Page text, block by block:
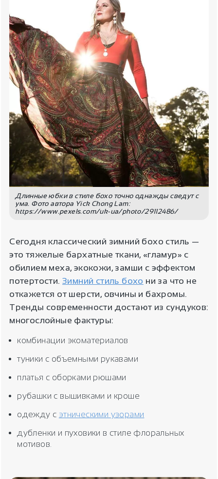
Длинные юбки в стиле бохо точно однажды сведут с
ума. Фото автора Yick Chong Lam:
https://www.pexels.com/uk-ua/photo/29112486/
Сегодня классический зимний бохо стиль —
это тяжелые бархатные ткани, «гламур» с
обилием меха, экокожи, замши с эффектом
потертости. Зимний стиль бохо ни за что не
откажется от шерсти, овчины и бахромы.
Тренды современности достают из сундуков:
многослойные фактуры:
комбинации экоматериалов
туники с объемными рукавами
платья с оборками рюшами
рубашки с вышивками и кроше
одежду с этническими узорами
дубленки и пуховики в стиле флоральных
мотивов.